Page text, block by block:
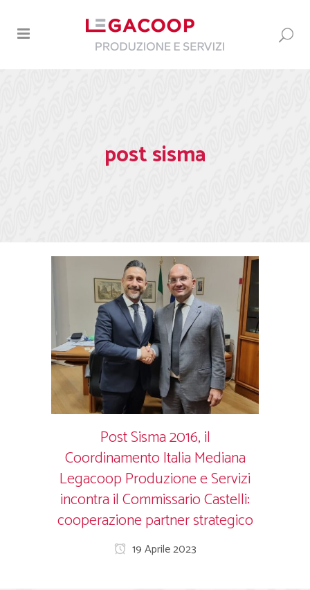
post sisma
Post Sisma 2016, il
Coordinamento Italia Mediana
Legacoop Produzione e Servizi
incontra il Commissario Castelli:
cooperazione partner strategico
19 Aprile 2023